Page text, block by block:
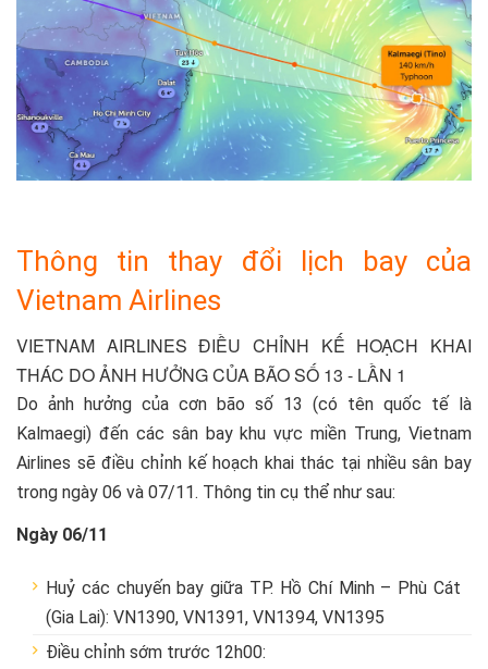
Thông tin thay đổi lịch bay của
Vietnam Airlines
VIETNAM AIRLINES ĐIỀU CHỈNH KẾ HOẠCH KHAI
THÁC DO ẢNH HƯỞNG CỦA BÃO SỐ 13 - LẦN 1
Do ảnh hưởng của cơn bão số 13 (có tên quốc tế là
Kalmaegi) đến các sân bay khu vực miền Trung, Vietnam
Airlines sẽ điều chỉnh kế hoạch khai thác tại nhiều sân bay
trong ngày 06 và 07/11. Thông tin cụ thể như sau:
Ngày 06/11
Huỷ các chuyến bay giữa TP. Hồ Chí Minh – Phù Cát
(Gia Lai): VN1390, VN1391, VN1394, VN1395
Điều chỉnh sớm trước 12h00: